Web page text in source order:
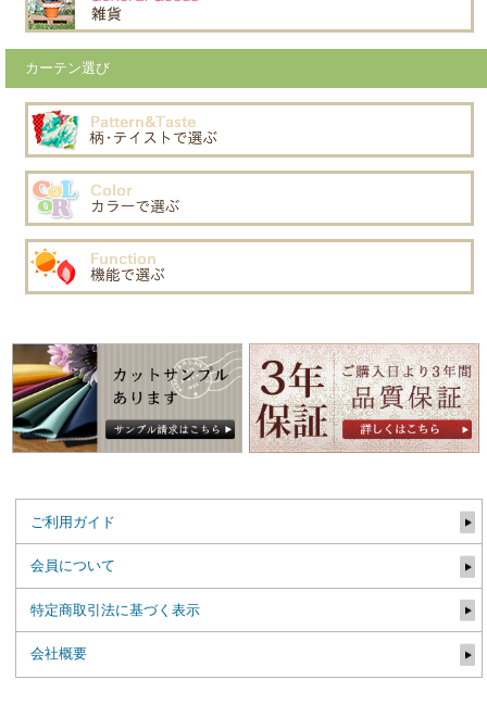
カーテン選び
ご利用ガイド
会員について
特定商取引法に基づく表示
会社概要